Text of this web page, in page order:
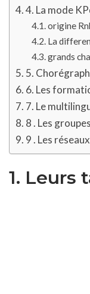
4. La mode
origine
La
grands
5.
6. Les
7. Le
8 . Les
9 . Les
1. Leurs